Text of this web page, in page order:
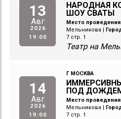
13
Авг
2026
19:00
НАРОДНАЯ
ШОУ СВАТЫ
Место
Мельникова
7 стр. 1
Театр на
14
Авг
2026
19:00
Г МОСКВА
ПОД
Место
Мельникова
7 стр. 1